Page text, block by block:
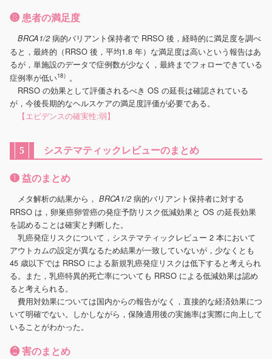
❽ 患者の満足度
BRCA1/2病的バリアント保持者で RRSO 後，経時的に満足度を調べ
ると，最終的（RRSO 後，平均1.8 年）な満足度は高いという報告はあ
るが，単施設のデータで症例数が少なく，最終までフォローできている
症例率が低い18） 。
RRSO の効果として評価されるべき OS の延長は確認されている
が，今後長期的なヘルスケアの満足度評価が必要である。
【エビデンスの確実性:弱】
5
システマティックレビューのまとめ
❶ 益のまとめ
メタ解析の結果から， BRCA1/2病的バリアント保持者に対する
RRSO は，卵巣癌卵管癌の発症予防リスク低減効果と OS の延長効果
を認めることは確実と判断した。
乳癌発症リスクについて，システマティックレビュー 2 本において
アウトカムの設定が異なるため結果が一致していないが，少なくとも
45 歳以下では RRSO による新規乳癌発症リスクは低下すると考えられ
る。また，乳癌特異的死亡率についても RRSO による低減効果は認め
ると考えられる。
費用対効果については国内からの報告がなく，直接的な経済効果につ
いて明確でない。しかしながら，保険適用後の実施率は実際に向上して
いることがわかった。
❷ 害のまとめ